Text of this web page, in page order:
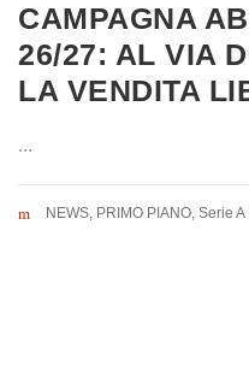
CAMPAGNA
26/27: AL VIA
LA VENDITA
...
NEWS, PRIMO PIANO, Serie A